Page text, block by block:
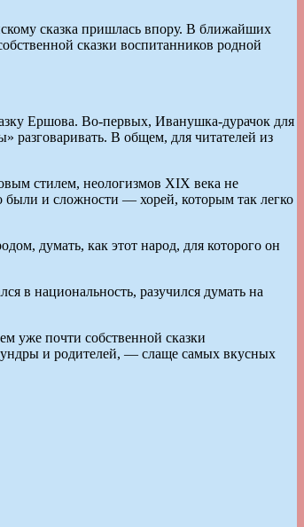
сказка пришлась впору. В ближайших
сказки воспитанников родной
Ершова. Во-первых, Иванушка-дурачок для
В общем, для читателей из
стилем, неологизмов XIX века не
были и сложности — хорей, которым так легко
думать, как этот народ, для которого он
в национальность, разучился думать на
уже почти собственной сказки
и родителей, — слаще самых вкусных